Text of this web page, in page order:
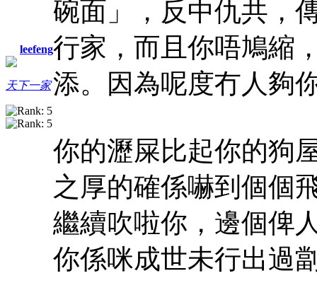
leefeng
天下一家
碗面」，反中仇共，
行家，而且你唔鳩縮
添。
因為呢度冇人夠
你的瀝屎比起你的狗
之厚的確係嚇到個個
繼續吹啦你，邊個俾
你係咪成世未行出過